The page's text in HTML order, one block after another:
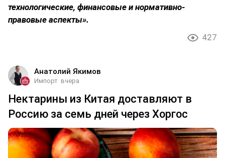
технологические, финансовые и нормативно-
правовые аспекты».
427
Анатолий Якимов
Импорт вчера
Нектарины из Китая доставляют в
Россию за семь дней через Хоргос